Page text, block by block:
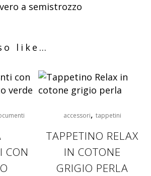
a semistrozzo
like…
CON
accessori, tappetini
TAPPETINO RELAX
IN COTONE
GRIGIO PERLA